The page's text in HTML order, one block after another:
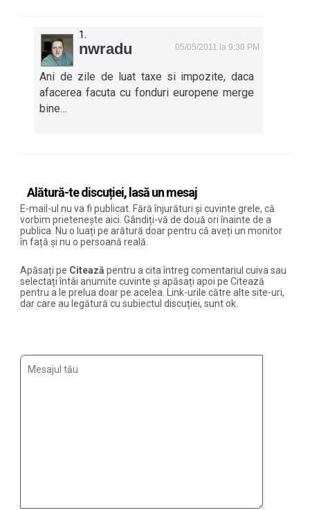
nwradu 05/05/2011 la 9:30 PM
Ani de zile de luat taxe si impozite, daca
afacerea facuta cu fonduri europene merge
bine…
Alătură-te discuției, lasă un mesaj
E-mail-ul nu va fi publicat. Fără înjurături și cuvinte grele, că
vorbim prietenește aici. Gândiți-vă de două ori înainte de a
publica. Nu o luați pe arătură doar pentru că aveți un monitor
în față și nu o persoană reală.
Apăsați pe Citează pentru a cita întreg comentariul cuiva sau
selectați întâi anumite cuvinte și apăsați apoi pe Citează
pentru a le prelua doar pe acelea. Link-urile către alte site-uri,
dar care au legătură cu subiectul discuției, sunt ok.